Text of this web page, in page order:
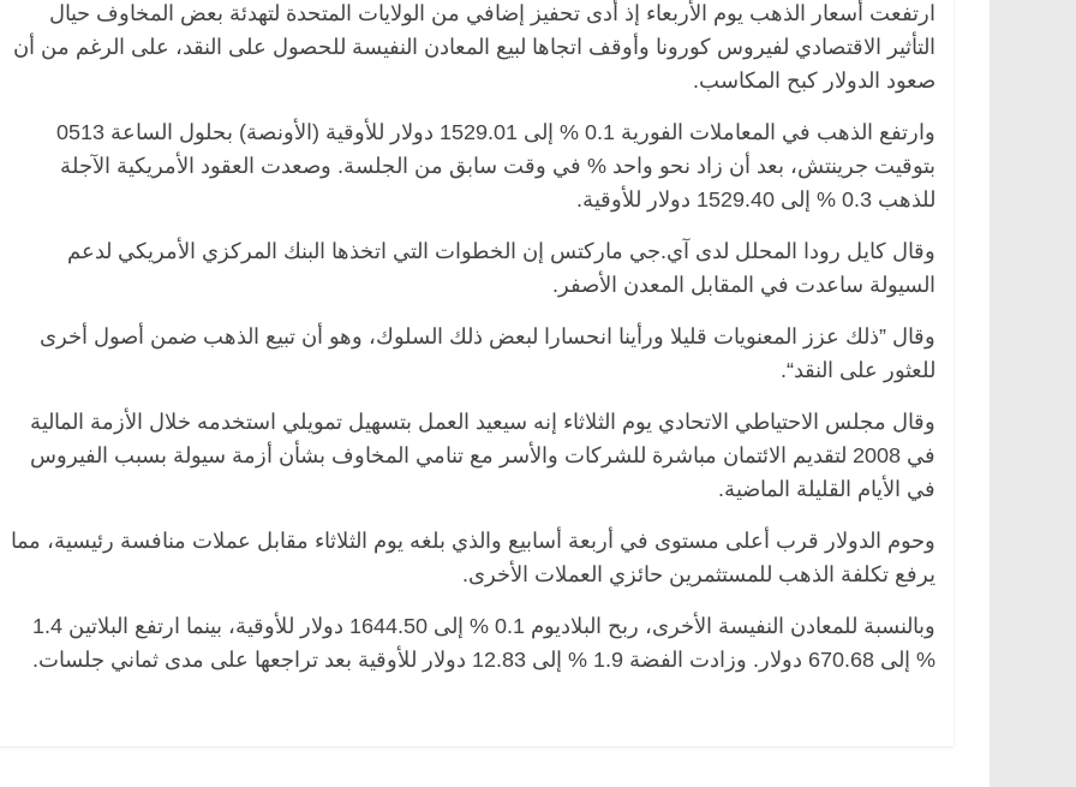
ارتفعت أسعار الذهب يوم الأربعاء إذ أدى تحفيز إضافي من الولايات المتحدة لتهدئة بعض المخاوف حيال
التأثير الاقتصادي لفيروس كورونا وأوقف اتجاها لبيع المعادن النفيسة للحصول على النقد، على الرغم من أن
صعود الدولار كبح المكاسب.
وارتفع الذهب في المعاملات الفورية 0.1 % إلى 1529.01 دولار للأوقية (الأونصة) بحلول الساعة 0513
بتوقيت جرينتش، بعد أن زاد نحو واحد % في وقت سابق من الجلسة. وصعدت العقود الأمريكية الآجلة
للذهب 0.3 % إلى 1529.40 دولار للأوقية.
وقال كايل رودا المحلل لدى آي.جي ماركتس إن الخطوات التي اتخذها البنك المركزي الأمريكي لدعم
السيولة ساعدت في المقابل المعدن الأصفر.
وقال ”ذلك عزز المعنويات قليلا ورأينا انحسارا لبعض ذلك السلوك، وهو أن تبيع الذهب ضمن أصول أخرى
للعثور على النقد“.
وقال مجلس الاحتياطي الاتحادي يوم الثلاثاء إنه سيعيد العمل بتسهيل تمويلي استخدمه خلال الأزمة المالية
في 2008 لتقديم الائتمان مباشرة للشركات والأسر مع تنامي المخاوف بشأن أزمة سيولة بسبب الفيروس
في الأيام القليلة الماضية.
وحوم الدولار قرب أعلى مستوى في أربعة أسابيع والذي بلغه يوم الثلاثاء مقابل عملات منافسة رئيسية، مما
يرفع تكلفة الذهب للمستثمرين حائزي العملات الأخرى.
وبالنسبة للمعادن النفيسة الأخرى، ربح البلاديوم 0.1 % إلى 1644.50 دولار للأوقية، بينما ارتفع البلاتين 1.4
% إلى 670.68 دولار. وزادت الفضة 1.9 % إلى 12.83 دولار للأوقية بعد تراجعها على مدى ثماني جلسات.
الرئيسية مصر ناس وناس
الخصخصة الذي دافع عن المال العام
(بروفايل)
الرئيسية مصر ناس وناس
في ذكرى رحيله.. د. نور فرحات فقيه
قانوني دافع عن قضايا الوطن وانحاز
للحرية (بروفايل)
فاروق.. خبير اقتصادي
ميلاده وحيداً على أبواب